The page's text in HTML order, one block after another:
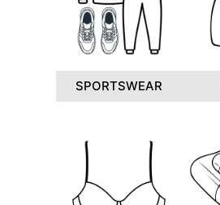
SPORTSWEAR